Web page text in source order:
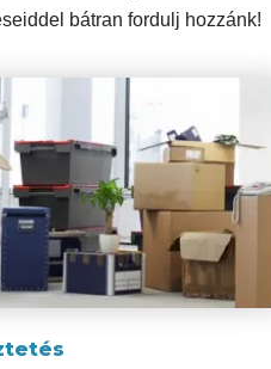
bátran fordulj hozzánk!